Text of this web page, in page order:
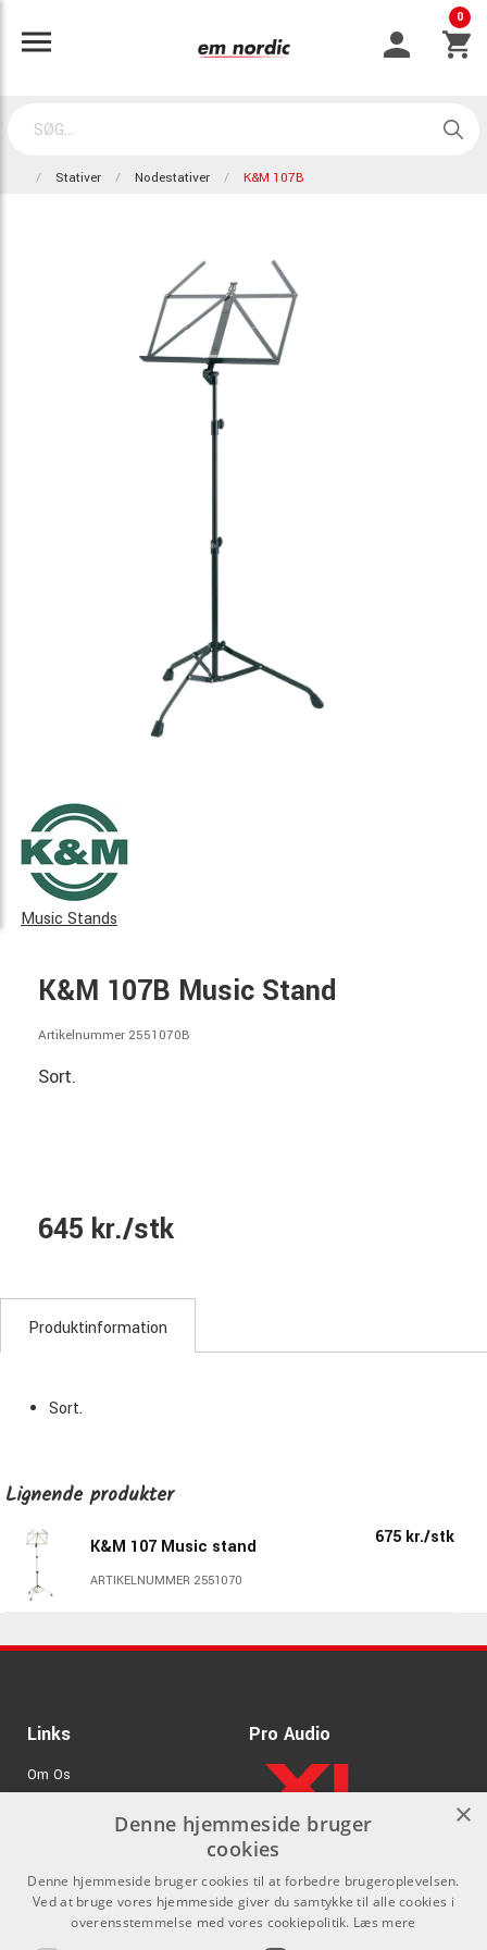
0
Stativer Nodestativer K&M 107B
Music Stands
K&M 107B Music Stand
Artikelnummer 2551070B
Sort.
645 kr./stk
Produktinformation
Sort.
Lignende produkter
K&M 107 Music stand
ARTIKELNUMMER 2551070
675 kr./stk
Links
Om Os
GDPR & Cookies
Pro Audio
.
×
Denne hjemmeside bruger
cookies
Denne hjemmeside bruger cookies til at forbedre brugeroplevelsen.
Ved at bruge vores hjemmeside giver du samtykke til alle cookies i
overensstemmelse med vores cookiepolitik. Læs mere